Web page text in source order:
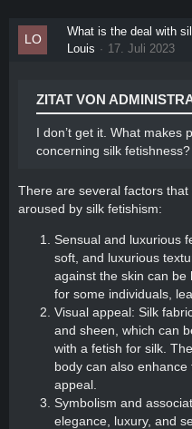
What is the deal with
Louis
17. Juli 2023
ZITAT VON
I don’t get it. What makes
concerning silk fetishness?
There are several factors
aroused by silk fetishism:
Sensual and luxurious
soft, and luxurious
against the skin can be
for some individuals,
Visual appeal: Silk
and sheen, which can
with a fetish for silk.
body can also
appeal.
Symbolism and
elegance, luxury, and